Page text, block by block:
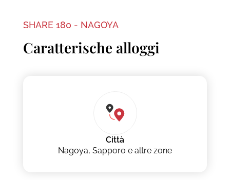
SHARE 180 - NAGOYA
Caratterische alloggi
Città
Nagoya, Sapporo e altre zone